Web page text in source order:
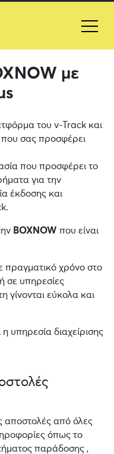
με
του v-Track και
που σας προσφέρει
που προσφέρει το
για την
έκδοσης και
BOXNOW που είναι
πραγματικό χρόνο στο
σε υπηρεσίες
γίνονται εύκολα και
υπηρεσία διαχείρισης
αποστολές από όλες
όπως το
παράδοσης ,